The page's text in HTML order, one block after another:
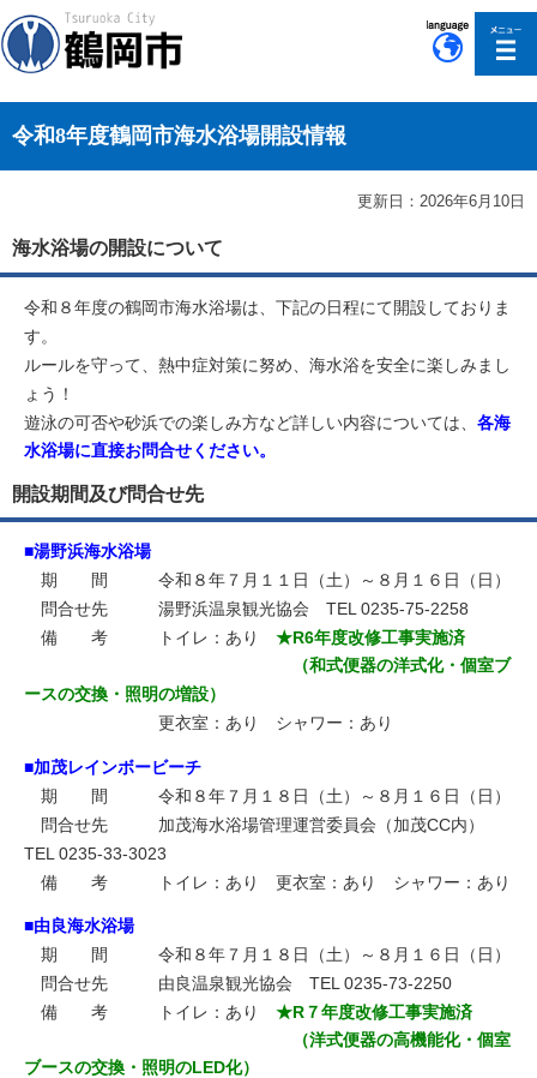
令和8年度鶴岡市海水浴場開設情報
更新日：2026年6月10日
海水浴場の開設について
令和８年度の鶴岡市海水浴場は、下記の日程にて開設しておりま
す。
ルールを守って、熱中症対策に努め、海水浴を安全に楽しみまし
ょう！
遊泳の可否や砂浜での楽しみ方など詳しい内容については、 各海
水浴場に直接お問合せください。
開設期間及び問合せ先
■湯野浜海水浴場
期 間 令和８年７月１１日（土）～８月１６日（日）
問合せ先 湯野浜温泉観光協会 TEL 0235-75-2258
備 考 トイレ：あり ★R6年度改修工事実施済
（和式便器の洋式化・個室ブ
ースの交換・照明の増設）
更衣室：あり シャワー：あり
■加茂レインボービーチ
期 間 令和８年７月１８日（土）～８月１６日（日）
問合せ先 加茂海水浴場管理運営委員会（加茂CC内）
TEL 0235-33-3023
備 考 トイレ：あり 更衣室：あり シャワー：あり
■由良海水浴場
期 間 令和８年７月１８日（土）～８月１６日（日）
問合せ先 由良温泉観光協会 TEL 0235-73-2250
備 考 トイレ：あり ★R７年度改修工事実施済
（洋式便器の高機能化・個室
ブースの交換・照明のLED化）